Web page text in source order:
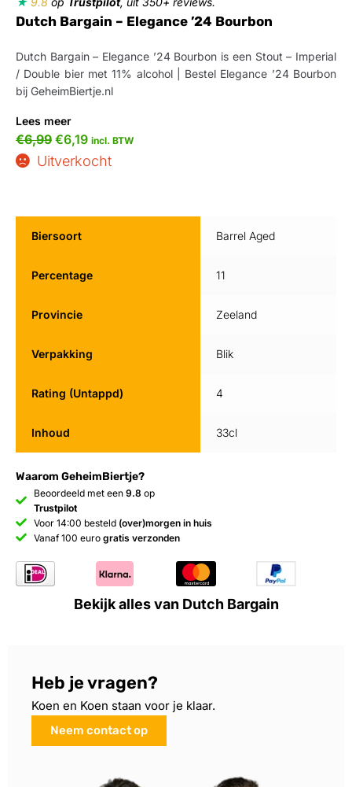
Dutch Bargain – Elegance ’24 Bourbon
Dutch Bargain – Elegance ’24 Bourbon is een Stout – Imperial
/ Double bier met 11% alcohol | Bestel Elegance ’24 Bourbon
bij GeheimBiertje.nl
Lees meer
€6,99 €6,19 incl. BTW
Uitverkocht
Waarom GeheimBiertje?
Beoordeeld met een 9.8 op
Trustpilot
Voor 14:00 besteld (over)morgen in huis
Vanaf 100 euro gratis verzonden
Biersoort Barrel Aged
Percentage 11
Provincie Zeeland
Verpakking Blik
Rating (Untappd) 4
Inhoud 33cl
Bekijk alles van Dutch Bargain
Heb je vragen?
Koen en Koen staan voor je klaar.
Neem contact op